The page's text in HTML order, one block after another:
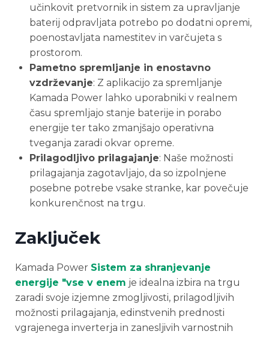
učinkovit pretvornik in sistem za upravljanje
baterij odpravljata potrebo po dodatni opremi,
poenostavljata namestitev in varčujeta s
prostorom.
Pametno spremljanje in enostavno
vzdrževanje: Z aplikacijo za spremljanje
Kamada Power lahko uporabniki v realnem
času spremljajo stanje baterije in porabo
energije ter tako zmanjšajo operativna
tveganja zaradi okvar opreme.
Prilagodljivo prilagajanje: Naše možnosti
prilagajanja zagotavljajo, da so izpolnjene
posebne potrebe vsake stranke, kar povečuje
konkurenčnost na trgu.
Zaključek
Kamada Power Sistem za shranjevanje
energije "vse v enem je idealna izbira na trgu
zaradi svoje izjemne zmogljivosti, prilagodljivih
možnosti prilagajanja, edinstvenih prednosti
vgrajenega inverterja in zanesljivih varnostnih